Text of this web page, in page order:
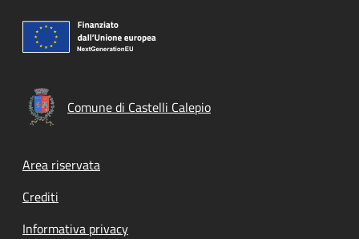
Comune di Castelli Calepio
Footer menu
Area riservata
Crediti
Informativa privacy